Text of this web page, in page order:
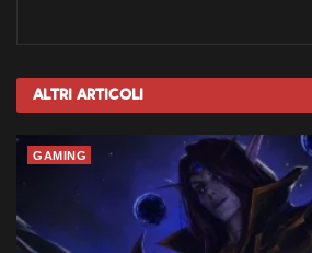
Altri Articoli
GAMING